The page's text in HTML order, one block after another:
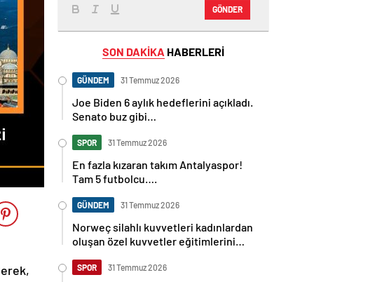
GÖNDER
SON DAKİKA HABERLERİ
GÜNDEM 31 Temmuz 2026
Joe Biden 6 aylık hedeflerini açıkladı.
Senato buz gibi…
SPOR 31 Temmuz 2026
En fazla kızaran takım Antalyaspor!
Tam 5 futbolcu….
GÜNDEM 31 Temmuz 2026
Norweç silahlı kuvvetleri kadınlardan
oluşan özel kuvvetler eğitimlerini
SPOR 31 Temmuz 2026